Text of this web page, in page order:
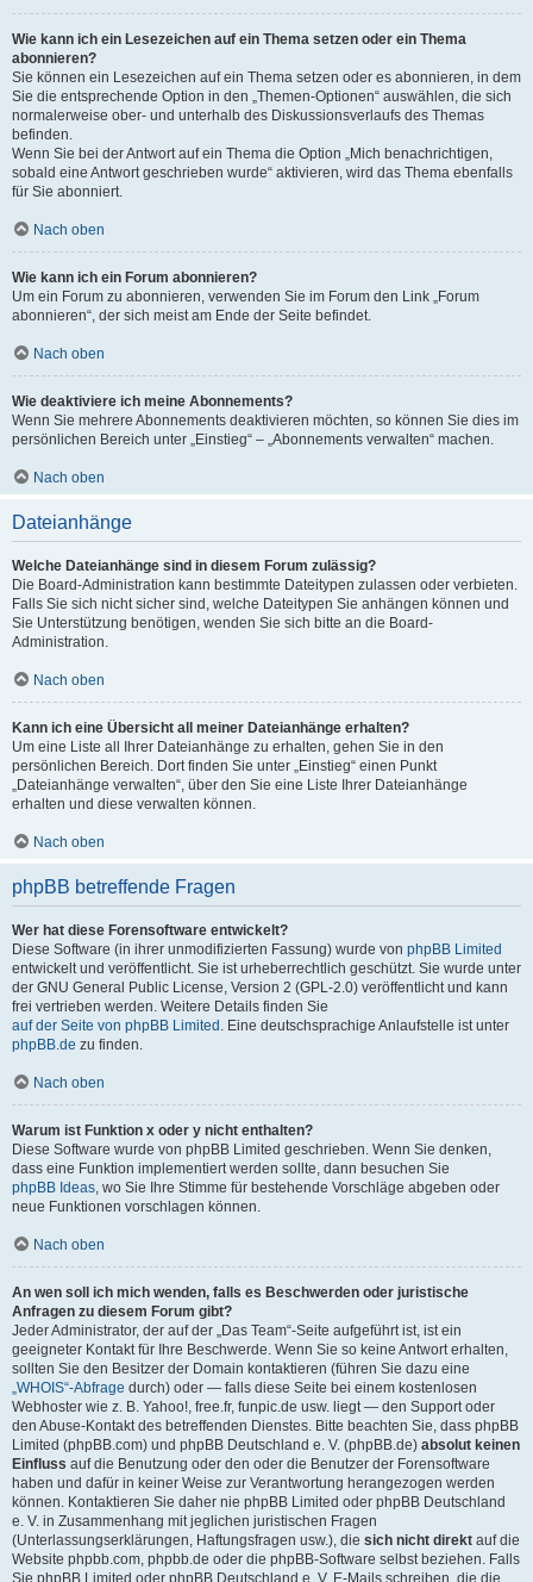
Wie kann ich ein Lesezeichen auf ein Thema setzen oder ein Thema
abonnieren?
Sie können ein Lesezeichen auf ein Thema setzen oder es abonnieren, in dem
Sie die entsprechende Option in den „Themen-Optionen“ auswählen, die sich
normalerweise ober- und unterhalb des Diskussionsverlaufs des Themas
befinden.
Wenn Sie bei der Antwort auf ein Thema die Option „Mich benachrichtigen,
sobald eine Antwort geschrieben wurde“ aktivieren, wird das Thema ebenfalls
für Sie abonniert.
Nach oben
Wie kann ich ein Forum abonnieren?
Um ein Forum zu abonnieren, verwenden Sie im Forum den Link „Forum
abonnieren“, der sich meist am Ende der Seite befindet.
Nach oben
Wie deaktiviere ich meine Abonnements?
Wenn Sie mehrere Abonnements deaktivieren möchten, so können Sie dies im
persönlichen Bereich unter „Einstieg“ – „Abonnements verwalten“ machen.
Nach oben
Dateianhänge
Welche Dateianhänge sind in diesem Forum zulässig?
Die Board-Administration kann bestimmte Dateitypen zulassen oder verbieten.
Falls Sie sich nicht sicher sind, welche Dateitypen Sie anhängen können und
Sie Unterstützung benötigen, wenden Sie sich bitte an die Board-
Administration.
Nach oben
Kann ich eine Übersicht all meiner Dateianhänge erhalten?
Um eine Liste all Ihrer Dateianhänge zu erhalten, gehen Sie in den
persönlichen Bereich. Dort finden Sie unter „Einstieg“ einen Punkt
„Dateianhänge verwalten“, über den Sie eine Liste Ihrer Dateianhänge
erhalten und diese verwalten können.
Nach oben
phpBB betreffende Fragen
Wer hat diese Forensoftware entwickelt?
Diese Software (in ihrer unmodifizierten Fassung) wurde von phpBB Limited
entwickelt und veröffentlicht. Sie ist urheberrechtlich geschützt. Sie wurde unter
der GNU General Public License, Version 2 (GPL-2.0) veröffentlicht und kann
frei vertrieben werden. Weitere Details finden Sie
auf der Seite von phpBB Limited . Eine deutschsprachige Anlaufstelle ist unter
phpBB.de zu finden.
Nach oben
Warum ist Funktion x oder y nicht enthalten?
Diese Software wurde von phpBB Limited geschrieben. Wenn Sie denken,
dass eine Funktion implementiert werden sollte, dann besuchen Sie
phpBB Ideas, wo Sie Ihre Stimme für bestehende Vorschläge abgeben oder
neue Funktionen vorschlagen können.
Nach oben
An wen soll ich mich wenden, falls es Beschwerden oder juristische
Anfragen zu diesem Forum gibt?
Jeder Administrator, der auf der „Das Team“-Seite aufgeführt ist, ist ein
geeigneter Kontakt für Ihre Beschwerde. Wenn Sie so keine Antwort erhalten,
sollten Sie den Besitzer der Domain kontaktieren (führen Sie dazu eine
„WHOIS“-Abfrage durch) oder — falls diese Seite bei einem kostenlosen
Webhoster wie z. B. Yahoo!, free.fr, funpic.de usw. liegt — den Support oder
den Abuse-Kontakt des betreffenden Dienstes. Bitte beachten Sie, dass phpBB
Limited (phpBB.com) und phpBB Deutschland e. V. (phpBB.de) absolut keinen
Einfluss auf die Benutzung oder den oder die Benutzer der Forensoftware
haben und dafür in keiner Weise zur Verantwortung herangezogen werden
können. Kontaktieren Sie daher nie phpBB Limited oder phpBB Deutschland
e. V. in Zusammenhang mit jeglichen juristischen Fragen
(Unterlassungserklärungen, Haftungsfragen usw.), die sich nicht direkt auf die
Website phpbb.com, phpbb.de oder die phpBB-Software selbst beziehen. Falls
Sie phpBB Limited oder phpBB Deutschland e. V. E-Mails schreiben, die die